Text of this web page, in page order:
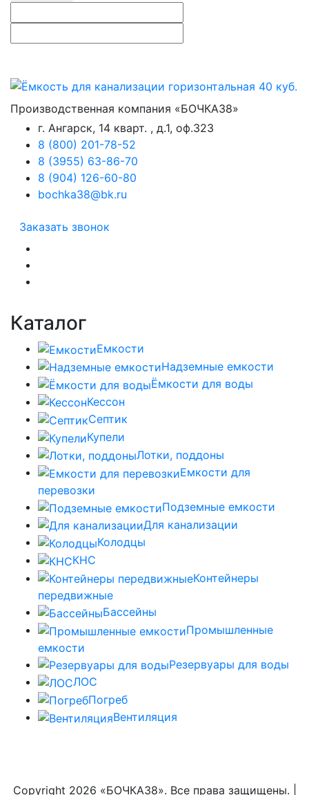
Производственная компания «БОЧКА38»
г. Ангарск, 14 кварт. , д.1, оф.323
8 (800) 201-78-52
8 (3955) 63-86-70
8 (904) 126-60-80
bochka38@bk.ru
Заказать звонок
Каталог
Емкости
Надземные емкости
Ёмкости для воды
Кессон
Септик
Купели
Лотки, поддоны
Емкости для
перевозки
Подземные емкости
Для канализации
Колодцы
КНС
Контейнеры
передвижные
Бассейны
Промышленные
емкости
Резервуары для воды
ЛОС
Погреб
Вентиляция
Copyright 2026 «БОЧКА38». Все права защищены. |